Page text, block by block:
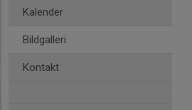
Kalender
Bildgalleri
Kontakt